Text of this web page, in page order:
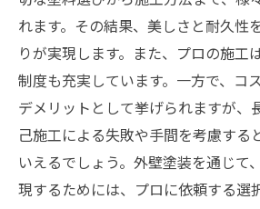
れます。その結果、美しさと耐久性
りが実現します。また、プロの施工
制度も充実しています。一方で、コ
デメリットとして挙げられますが、
己施工による失敗や手間を考慮する
いえるでしょう。外壁塗装を通じて
現するためには、プロに依頼する選